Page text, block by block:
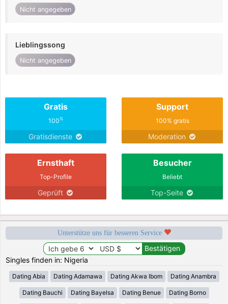
Nicht angegeben
Lieblingssong
Nicht angegeben
Gratis
100%
Gratisdienste
Support
100% gratis
Moderation
Ernsthaft
Top-Profile
Geprüft
Besucher
Beliebt
Top-Seite
Unterstütze uns für besseren Service
Singles finden in: Nigeria
Dating Abia Dating Adamawa Dating Akwa Ibom Dating Anambra
Dating Bauchi Dating Bayelsa Dating Benue Dating Borno